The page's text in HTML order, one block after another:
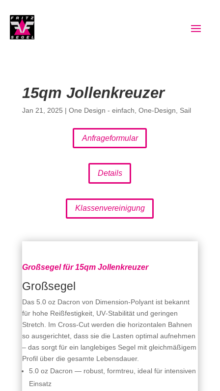
15qm Jollenkreuzer
Jan 21, 2025 | One Design - einfach One-Design Sail
Anfrageformular
Details
Klassenvereinigung
Großsegel für 15qm Jollenkreuzer
Großsegel
Das 5.0 oz Dacron von Dimension‑Polyant ist bekannt
für hohe Reißfestigkeit, UV‑Stabilität und geringen
Stretch. Im Cross‑Cut werden die horizontalen Bahnen
so ausgerichtet, dass sie die Lasten optimal aufnehmen
– das sorgt für ein langlebiges Segel mit gleichmäßigem
Profil über die gesamte Lebensdauer.
5.0 oz Dacron — robust, formtreu, ideal für intensiven
Einsatz